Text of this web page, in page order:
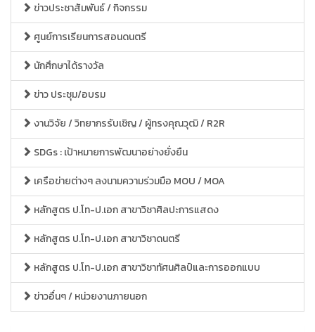
ข่าวประชาสัมพันธ์ / กิจกรรม
ศูนย์การเรียนการสอนดนตรี
นักศึกษาได้รางวัล
ข่าว ประชุม/อบรม
งานวิจัย / วิทยากรรับเชิญ / ผู้ทรงคุณวุฒิ / R2R
SDGs : เป้าหมายการพัฒนาอย่างยั่งยืน
เครือข่ายต่างๆ ลงนามความร่วมมือ MOU / MOA
หลักสูตร ป.โท-ป.เอก สาขาวิชาศิลปะการแสดง
หลักสูตร ป.โท-ป.เอก สาขาวิชาดนตรี
หลักสูตร ป.โท-ป.เอก สาขาวิชาทัศนศิลป์และการออกแบบ
ข่าวอื่นๆ / หน่วยงานภายนอก